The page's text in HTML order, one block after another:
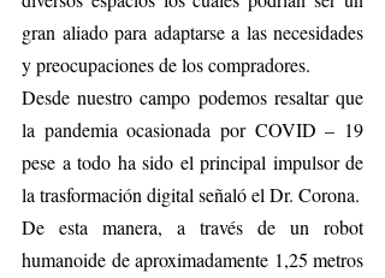
gran aliado para adaptarse a las necesidades
y preocupaciones de los compradores.
Desde nuestro campo podemos resaltar que
la pandemia ocasionada por COVID – 19
pese a todo ha sido el principal impulsor de
la trasformación digital señaló el Dr. Corona.
De esta manera, a través de un robot
humanoide de aproximadamente 1,25 metros